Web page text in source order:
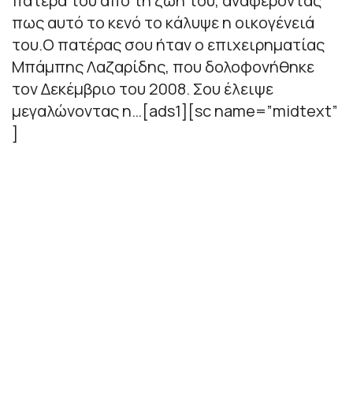
πως αυτό το κενό το κάλυψε η οικογένειά
του.Ο πατέρας σου ήταν ο επιχειρηματίας
Μπάμπης Λαζαρίδης, που δολοφονήθηκε
τον Δεκέμβριο του 2008. Σου έλειψε
μεγαλώνοντας η…[ads1][sc name=”midtext”
]